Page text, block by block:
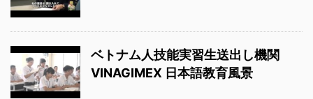
ベトナム人技能実習生送出し機関
VINAGIMEX 日本語教育風景